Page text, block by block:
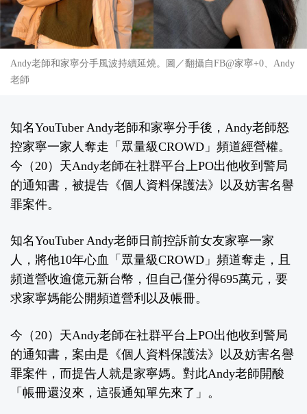
Andy老師和家寧分手風波持續延燒。圖／翻攝自FB@家寧+0、Andy
老師
知名YouTuber Andy老師和家寧分手後，Andy老師怒
控家寧一家人奪走「眾量級CROWD」頻道經營權。
今（20）天Andy老師在社群平台上PO出他收到警局
的通知書，被提告《個人資料保護法》以及妨害名譽
罪案件。
知名YouTuber Andy老師日前控訴前女友家寧一家
人，將他10年心血「眾量級CROWD」頻道奪走，且
頻道營收逾億元新台幣，但自己僅分得695萬元，要
求家寧媽能公開頻道營利以及帳冊。
今（20）天Andy老師在社群平台上PO出他收到警局
的通知書，案由是《個人資料保護法》以及妨害名譽
罪案件，而提告人就是家寧媽。對此Andy老師開酸
「帳冊還沒來，這張通知單先來了」。